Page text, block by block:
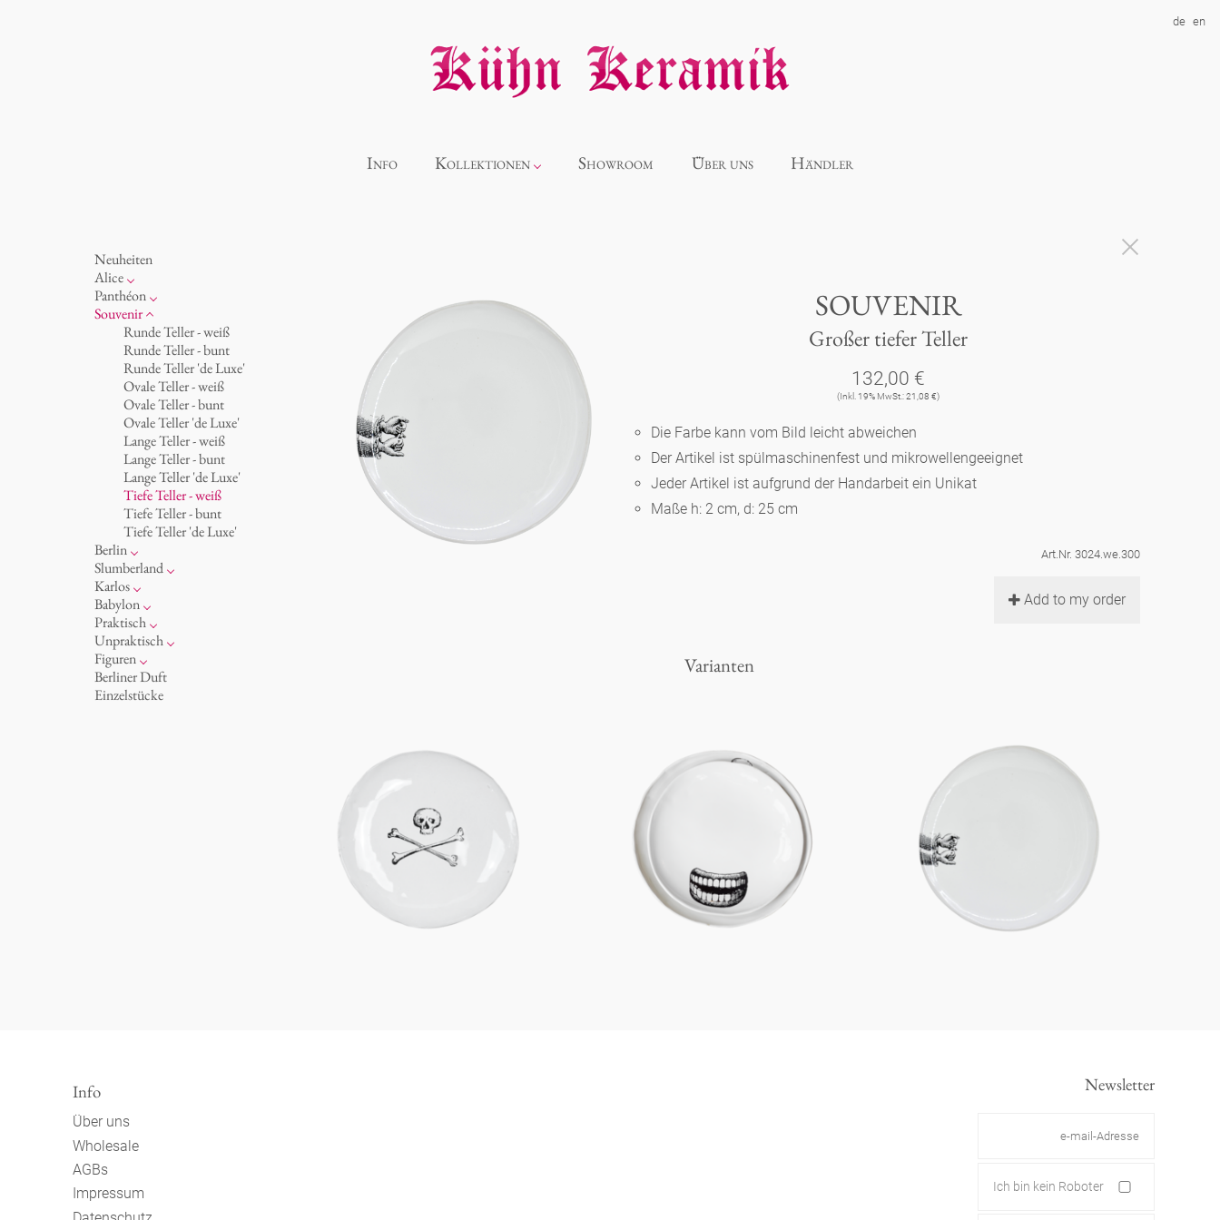
de en
Info Kollektionen
Slumberland
Unpraktisch
Figuren
Berliner Duft
Showroom Über uns Händler
Neuheiten
Alice
Porzellan
Ozean
Tassen 'Glam' weiß
Tassen - weiß
Tassen 'Glam'
Tassen 'de Luxe'
Becher
Becher 'de Luxe'
Schalen
Milchkännchen
Panthéon
Persönlichkeiten
Schriftsteller
Schauspieler
Künstler
Mode
Koch
Königlich
Humor
klassische Musiker
zeitgenössische Musiker
Souvenir
Runde Teller - weiß
Runde Teller - bunt
Runde Teller 'de Luxe'
Ovale Teller - weiß
Ovale Teller - bunt
Ovale Teller 'de Luxe'
Lange Teller - weiß
Lange Teller - bunt
Lange Teller 'de Luxe'
Tiefe Teller - weiß
Tiefe Teller - bunt
Tiefe Teller 'de Luxe'
Berlin
Noël
Tassen
Teller
zum Servieren
Aschenbecher
Slumberland
Kuchenteller
Teekanne
Etagere
amuse gueule
Karlos
Fressnapf
Vasen 'de Luxe'
Vasen
Dosen
Kerzenständer
Babylon
Korb 'de Luxe'
Schalen 'de Luxe'
Weiß
Goldener Käfig
Praktisch
Hände und Füße
Bad
Räucherstäbchenhalter
Schnickschnack
Unpraktisch
Spielen
Dies & Das
Buchstaben
Figuren
Schachspiel Alice
Porzellanfiguren
Berliner Duft
Einzelstücke
SOUVENIR
Großer tiefer Teller
132,00 €
(Inkl. 19% MwSt.: 21,08 €)
Die Farbe kann vom Bild leicht abweichen
Der Artikel ist spülmaschinenfest und mikrowellengeeignet
Jeder Artikel ist aufgrund der Handarbeit ein Unikat
Maße h: 2 cm, d: 25 cm
Art.Nr. 3024.we.300
Add to my order
Varianten
Info
Über uns
Wholesale
AGBs
Impressum
Newsletter
Ich bin kein Roboter